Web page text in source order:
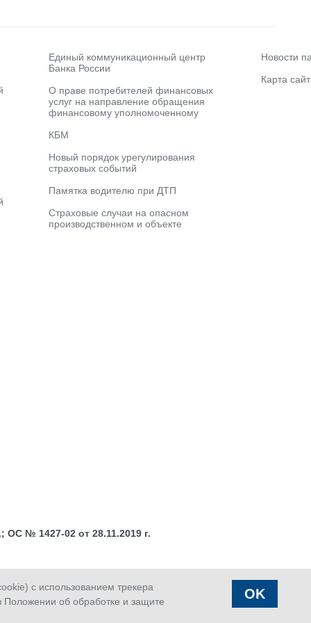
с использованием трекера
об обработке и защите
OK
Офисы
Единый коммуникационный центр
Банка России
О праве потребителей финансовых
услуг на направление обращения
финансовому уполномоченному
КБМ
Новый порядок урегулирования
страховых событий
Памятка водителю при ДТП
Страховые случаи на опасном
производственном и объекте
Новости
Карта
№ 1427-02 от 28.11.2019 г.